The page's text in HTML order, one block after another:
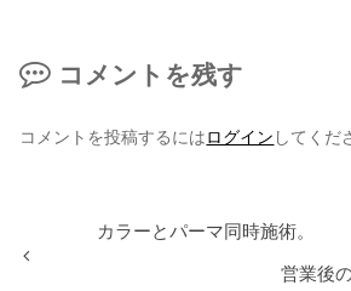
コメントを残す
コメントを投稿するにはログイン してくだ
カラーとパーマ同時施術。
営業後